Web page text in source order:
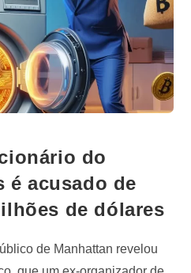
do
é acusado de
de dólares
de Manhattan revelou